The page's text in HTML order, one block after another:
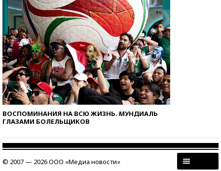
ВОСПОМИНАНИЯ НА ВСЮ ЖИЗНЬ. МУНДИАЛЬ
ГЛАЗАМИ БОЛЕЛЬЩИКОВ
© 2007 — 2026 ООО «Медиа новости»